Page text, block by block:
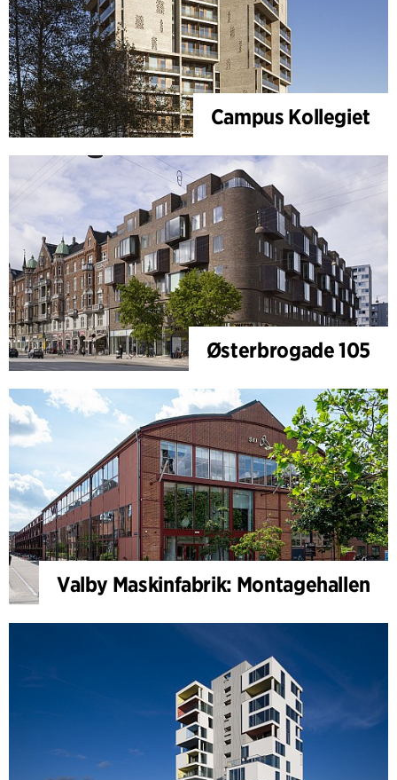
Campus Kollegiet
Østerbrogade 105
Valby Maskinfabrik: Montagehallen